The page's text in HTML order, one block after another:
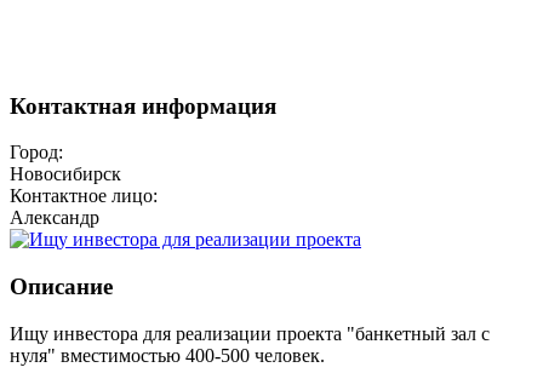
Контактная информация
Город:
Новосибирск
Контактное лицо:
Александр
Описание
Ищу инвестора для реализации проекта "банкетный зал с
нуля" вместимостью 400-500 человек.